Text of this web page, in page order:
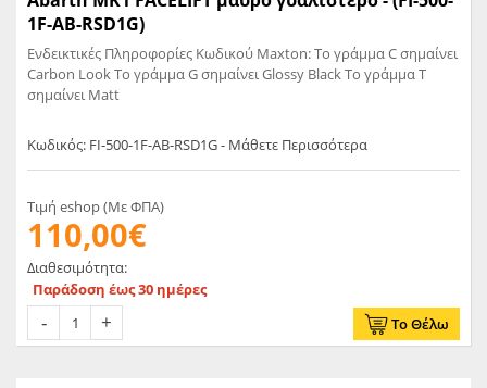
1F-AB-RSD1G)
Ενδεικτικές Πληροφορίες Κωδικού Maxton: Το γράμμα C σημαίνει
Carbon Look Το γράμμα G σημαίνει Glossy Black Το γράμμα T
σημαίνει Matt
Κωδικός: FI-500-1F-AB-RSD1G - Μάθετε Περισσότερα
Τιμή eshop (Με ΦΠΑ)
110,00€
Διαθεσιμότητα:
Παράδοση έως 30 ημέρες
Το Θέλω